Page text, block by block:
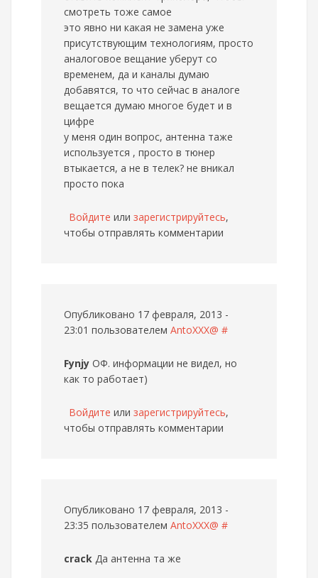
смотреть тоже самое
это явно ни какая не замена уже
присутствующим технологиям, просто
аналоговое вещание уберут со
временем, да и каналы думаю
добавятся, то что сейчас в аналоге
вещается думаю многое будет и в
цифре
у меня один вопрос, антенна таже
используется , просто в тюнер
втыкается, а не в телек? не вникал
просто пока
Войдите или зарегистрируйтесь,
чтобы отправлять комментарии
Опубликовано 17 февраля, 2013 -
23:01 пользователем AntoXXX@ #
Fynjy ОФ. информации не видел, но
как то работает)
Войдите или зарегистрируйтесь,
чтобы отправлять комментарии
Опубликовано 17 февраля, 2013 -
23:35 пользователем AntoXXX@ #
crack Да антенна та же